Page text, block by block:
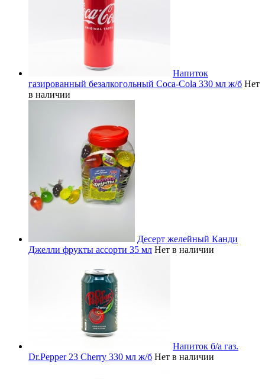
Напиток
газированный безалкогольный Coca-Cola 330 мл ж/б Нет
в наличии
Десерт желейный Канди
Джелли фрукты ассорти 35 мл Нет в наличии
Напиток б/а газ.
Dr.Pepper 23 Cherry 330 мл ж/б Нет в наличии